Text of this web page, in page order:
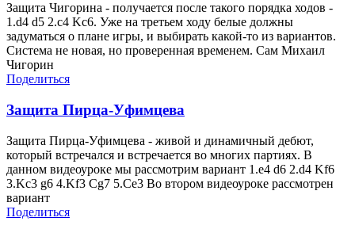
Защита Чигорина - получается после такого порядка ходов -
1.d4 d5 2.c4 Kc6. Уже на третьем ходу белые должны
задуматься о плане игры, и выбирать какой-то из вариантов.
Система не новая, но проверенная временем. Сам Михаил
Чигорин
Поделиться
Защита Пирца-Уфимцева
Защита Пирца-Уфимцева - живой и динамичный дебют,
который встречался и встречается во многих партиях. В
данном видеоуроке мы рассмотрим вариант 1.е4 d6 2.d4 Kf6
3.Kc3 g6 4.Kf3 Cg7 5.Ce3 Во втором видеоуроке рассмотрен
вариант
Поделиться